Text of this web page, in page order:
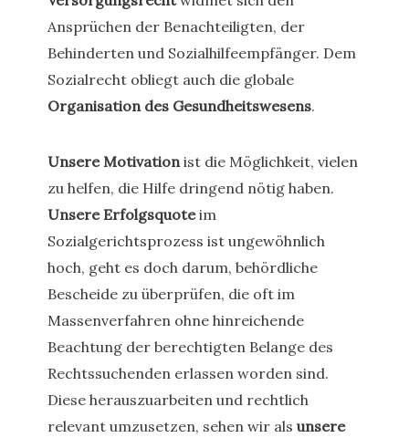
Ansprüchen der Benachteiligten, der
Behinderten und Sozialhilfeempfänger. Dem
Sozialrecht obliegt auch die globale
Organisation des Gesundheitswesens.
Unsere Motivationist die Möglichkeit, vielen
zu helfen, die Hilfe dringend nötig haben.
Unsere Erfolgsquoteim
Sozialgerichtsprozess ist ungewöhnlich
hoch, geht es doch darum, behördliche
Bescheide zu überprüfen, die oft im
Massenverfahren ohne hinreichende
Beachtung der berechtigten Belange des
Rechtssuchenden erlassen worden sind.
Diese herauszuarbeiten und rechtlich
relevant umzusetzen, sehen wir als unsere